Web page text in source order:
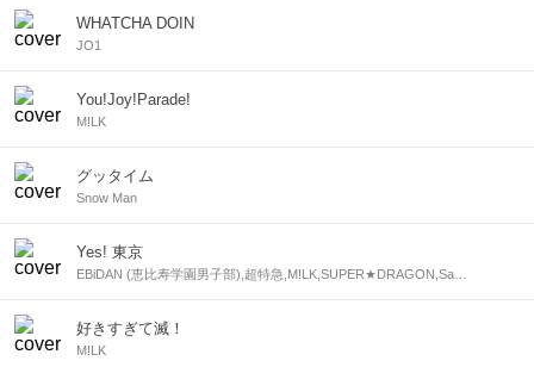
WHATCHA DOIN
JO1
You!Joy!Parade!
M!LK
グッタイム
Snow Man
Yes! 東京
好きすぎて滅！
M!LK